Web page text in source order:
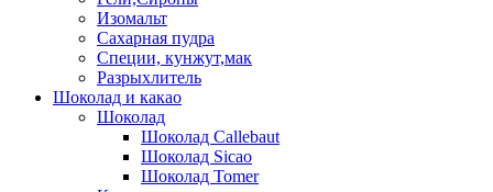
Изомальт
Сахарная пудра
Специи, кунжут,мак
Разрыхлитель
Шоколад и какао
Шоколад
Шоколад Callebaut
Шоколад Sicao
Шоколад Tomer